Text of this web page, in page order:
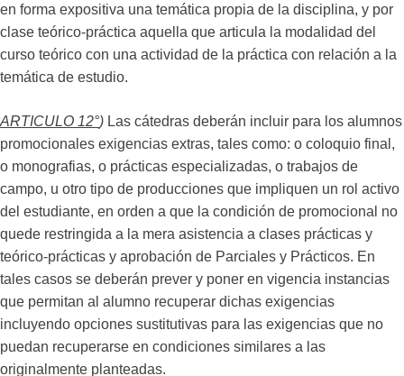
en forma expositiva una temática propia de la disciplina, y por
clase teórico-práctica aquella que articula la modalidad del
curso teórico con una actividad de la práctica con relación a la
temática de estudio.
ARTICULO 12°) Las cátedras deberán incluir para los alumnos
promocionales exigencias extras, tales como: o coloquio final,
o monografias, o prácticas especializadas, o trabajos de
campo, u otro tipo de producciones que impliquen un rol activo
del estudiante, en orden a que la condición de promocional no
quede restringida a la mera asistencia a clases prácticas y
teórico-prácticas y aprobación de Parciales y Prácticos. En
tales casos se deberán prever y poner en vigencia instancias
que permitan al alumno recuperar dichas exigencias
incluyendo opciones sustitutivas para las exigencias que no
puedan recuperarse en condiciones similares a las
originalmente planteadas.